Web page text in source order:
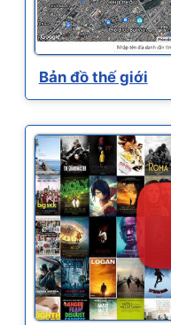
Bản đồ thế giới